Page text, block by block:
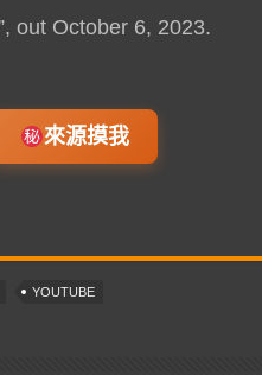
out October 6, 2023.
來源摸我
YOUTUBE